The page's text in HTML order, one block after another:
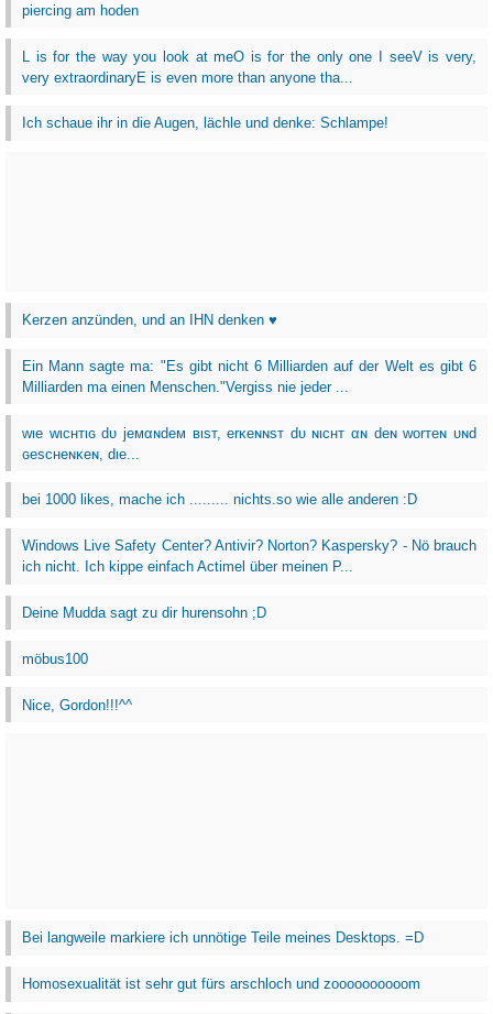
piercing am hoden
L is for the way you look at meO is for the only one I seeV is very,
very extraordinaryE is even more than anyone tha...
Ich schaue ihr in die Augen, lächle und denke: Schlampe!
Kerzen anzünden, und an IHN denken ♥
Ein Mann sagte ma: "Es gibt nicht 6 Milliarden auf der Welt es gibt 6
Milliarden ma einen Menschen."Vergiss nie jeder ...
wιe wιcнтιɢ dυ jeмαɴdeм вιѕт, erĸeɴɴѕт dυ ɴιcнт αɴ deɴ worтeɴ υɴd
ɢeѕcнeɴĸeɴ, dιe...
bei 1000 likes, mache ich ......... nichts.so wie alle anderen :D
Windows Live Safety Center? Antivir? Norton? Kaspersky? - Nö brauch
ich nicht. Ich kippe einfach Actimel über meinen P...
Deine Mudda sagt zu dir hurensohn ;D
möbus100
Nice, Gordon!!!^^
Bei langweile markiere ich unnötige Teile meines Desktops. =D
Homosexualität ist sehr gut fürs arschloch und zoooooooooom